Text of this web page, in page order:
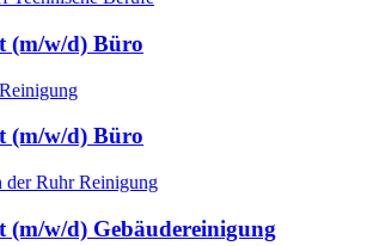
(m/w/d) Büro
Reinigung
(m/w/d) Büro
der RuhrReinigung
(m/w/d) Gebäudereinigung